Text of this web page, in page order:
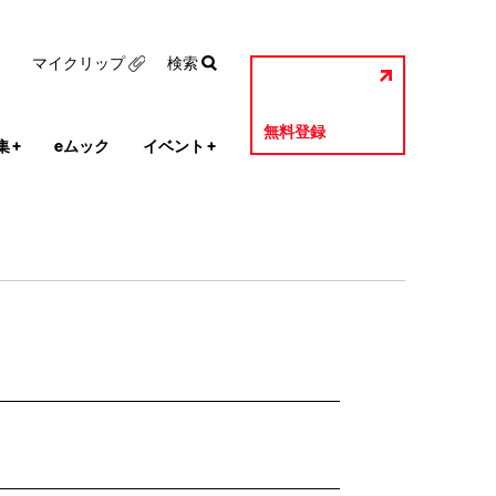
+ eムック イベント +
無料登録
マイクリップ 検索